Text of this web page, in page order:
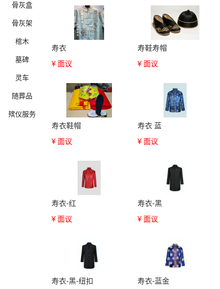
骨灰盒
骨灰架
棺木
墓碑
灵车
随葬品
殡仪服务
寿衣
¥ 面议
寿鞋寿帽
¥ 面议
寿衣鞋帽
¥ 面议
寿衣 蓝
¥ 面议
寿衣-红
¥ 面议
寿衣-黑
¥ 面议
寿衣-黑-纽扣 寿衣-蓝金